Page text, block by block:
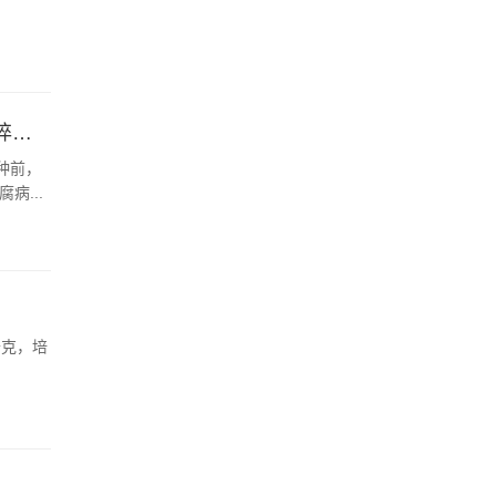
白菜苗期有哪些常见的病害，主要有霜霉病、软腐病、猝倒病等
，
病...
，培